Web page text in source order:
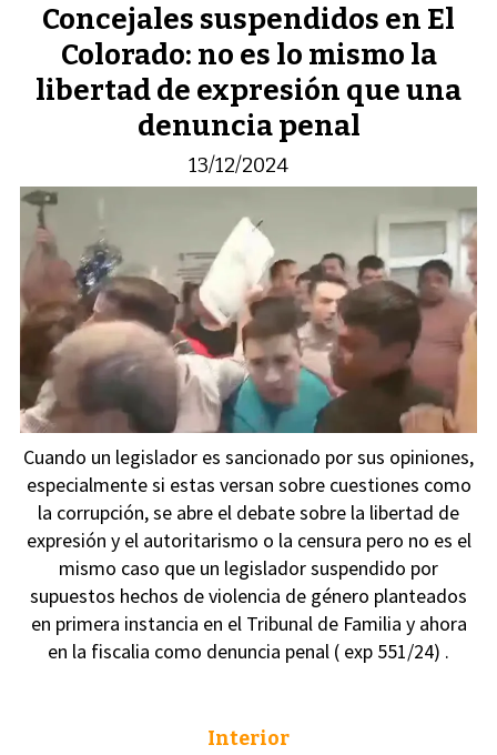
Concejales suspendidos en El
Colorado: no es lo mismo la
libertad de expresión que una
denuncia penal
13/12/2024
Cuando un legislador es sancionado por sus opiniones,
especialmente si estas versan sobre cuestiones como
la corrupción, se abre el debate sobre la libertad de
expresión y el autoritarismo o la censura pero no es el
mismo caso que un legislador suspendido por
supuestos hechos de violencia de género planteados
en primera instancia en el Tribunal de Familia y ahora
en la fiscalia como denuncia penal ( exp 551/24) .
Interior